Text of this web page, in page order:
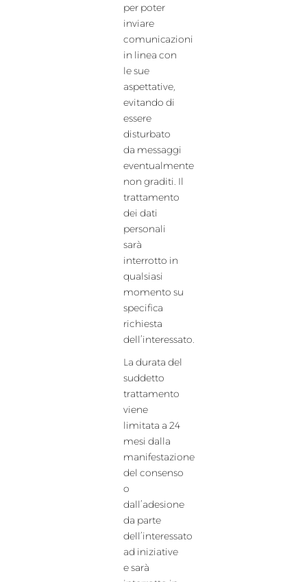
per poter
inviare
comunicazioni
in linea con
le sue
aspettative,
evitando di
essere
disturbato
da messaggi
eventualmente
non graditi. Il
trattamento
dei dati
personali
sarà
interrotto in
qualsiasi
momento su
specifica
richiesta
dell’interessato.
La durata del
suddetto
trattamento
viene
limitata a 24
mesi dalla
manifestazione
del consenso
o
dall’adesione
da parte
dell’interessato
ad iniziative
e sarà